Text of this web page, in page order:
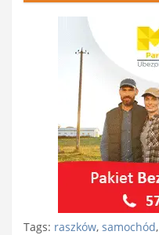
Tags: raszków, samochód,